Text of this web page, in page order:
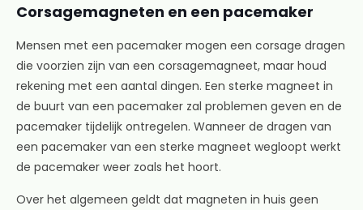
Corsagemagneten en een pacemaker
Mensen met een pacemaker mogen een corsage dragen
die voorzien zijn van een corsagemagneet, maar houd
rekening met een aantal dingen. Een sterke magneet in
de buurt van een pacemaker zal problemen geven en de
pacemaker tijdelijk ontregelen. Wanneer de dragen van
een pacemaker van een sterke magneet wegloopt werkt
de pacemaker weer zoals het hoort.
Over het algemeen geldt dat magneten in huis geen